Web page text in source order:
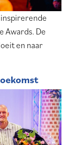
Awards. De
en naar